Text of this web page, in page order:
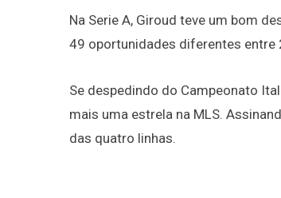
Na Serie A, Giroud teve um bom
49 oportunidades diferentes
Se despedindo do Campeonato
mais uma estrela na MLS.
das quatro linhas.